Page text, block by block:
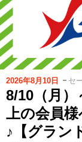
2026年8月10日 セ
8/10（月）
上の会員
♪【グラン